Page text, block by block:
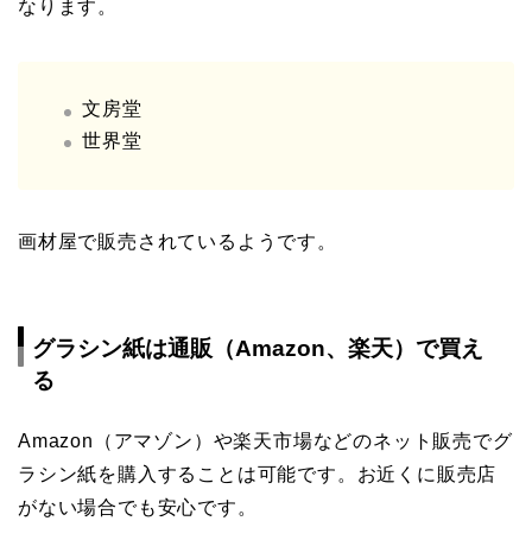
なります。
文房堂
世界堂
画材屋で販売されているようです。
グラシン紙は通販（Amazon、楽天）で買え
る
Amazon（アマゾン）や楽天市場などのネット販売でグ
ラシン紙を購入することは可能です。お近くに販売店
がない場合でも安心です。